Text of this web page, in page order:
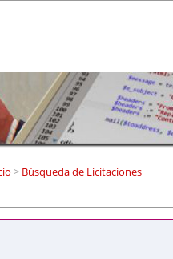
>Búsqueda de Licitaciones